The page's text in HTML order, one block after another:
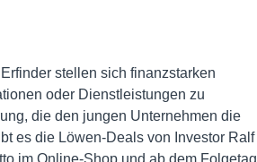
stellen sich finanzstarken
oder Dienstleistungen zu
die den jungen Unternehmen die
es die Löwen-Deals von Investor Ralf